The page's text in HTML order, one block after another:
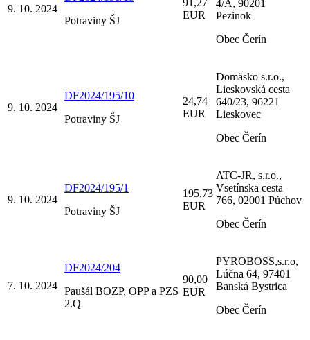
9. 10. 2024
Potraviny ŠJ
EUR
4/A, 90201
Pezinok
Obec Čerín
9. 10. 2024
DF2024/195/10
Potraviny ŠJ
24,74
EUR
Domäsko s.r.o.,
Lieskovská cesta
640/23, 96221
Lieskovec
Obec Čerín
9. 10. 2024
DF2024/195/1
Potraviny ŠJ
195,73
EUR
ATC-JR, s.r.o.,
Vsetínska cesta
766, 02001 Púchov
Obec Čerín
7. 10. 2024
DF2024/204
Paušál BOZP, OPP a PZS
2.Q
90,00
EUR
PYROBOSS,s.r.o,
Lúčna 64, 97401
Banská Bystrica
Obec Čerín